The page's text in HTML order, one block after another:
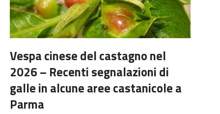
Vespa cinese del castagno nel
2026 – Recenti segnalazioni di
galle in alcune aree castanicole a
Parma